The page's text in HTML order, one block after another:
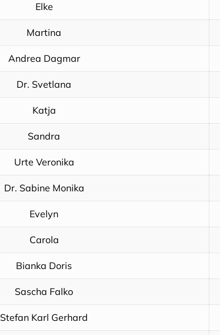
Elke
Martina
Andrea Dagmar
Dr. Svetlana
Katja
Sandra
Urte Veronika
Dr. Sabine Monika
Evelyn
Carola
Bianka Doris
Sascha Falko
Stefan Karl Gerhard